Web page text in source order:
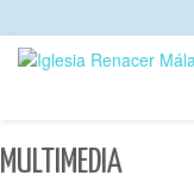
MULTIMEDIA